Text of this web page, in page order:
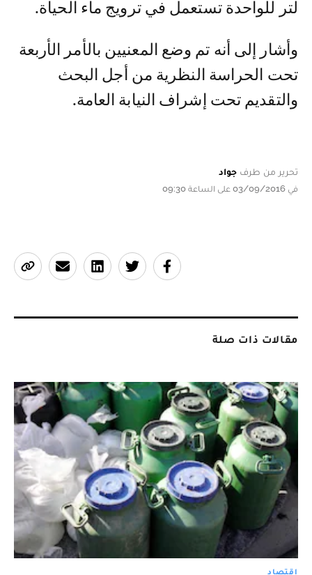
لتر للواحدة تستعمل في ترويج ماء الحياة.
وأشار إلى أنه تم وضع المعنيين بالأمر الأربعة
تحت الحراسة النظرية من أجل البحث
والتقديم تحت إشراف النيابة العامة.
تحرير من طرف جواد
في 03/09/2016 على الساعة 09:30
مقالات ذات صلة
اقتصاد